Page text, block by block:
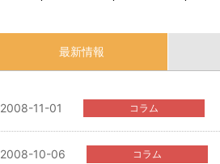
最新情報
2008-11-01 コラム
2008-10-06 コラム